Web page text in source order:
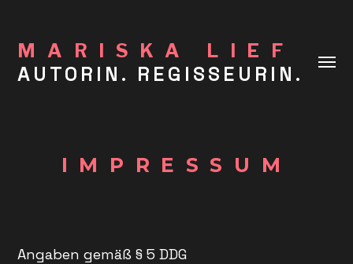
MARISKA LIEF
AUTORIN. REGISSEURIN.
Menü
IMPRESSUM
Angaben gemäß § 5 DDG